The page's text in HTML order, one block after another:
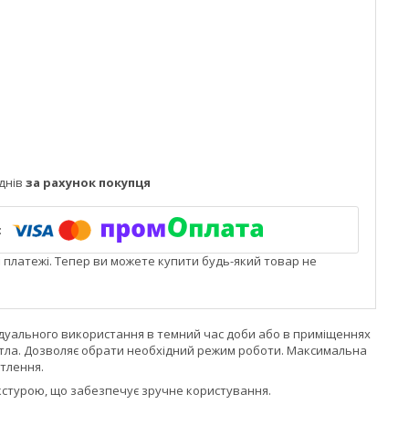
за рахунок покупця
платежі. Тепер ви можете купити будь-який товар не
використання в темний час доби або в приміщеннях
Дозволяє обрати необхідний режим роботи. Максимальна
що забезпечує зручне користування.